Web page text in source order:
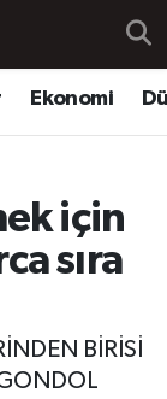
Ekonomi
için
sıra
BİRİSİ